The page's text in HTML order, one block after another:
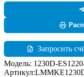
Запросить
Модель: 1230D-
Артикул: